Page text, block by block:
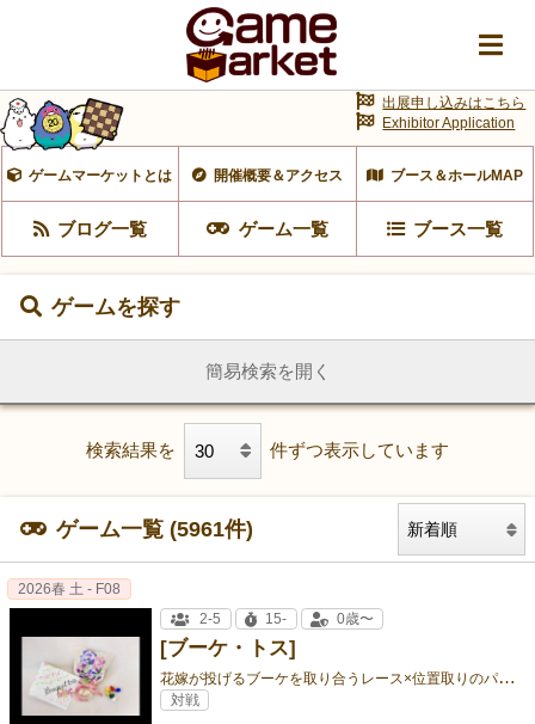
ゲームマーケットとは 開催概要＆アクセス ブース＆ホールMAP
ブログ一覧 ゲーム一覧 ブース一覧
出展申し込みはこちら
Exhibitor Application
ゲームを探す
簡易検索を開く
検索結果を 件ずつ表示しています
ゲーム一覧 (5961件)
[ブーケ・トス]
花
嫁が投げるブーケを取り合うレース×位置取りのパーティーゲーム💐
2026春 土 - F08
2-5
15- 0歳〜
対戦